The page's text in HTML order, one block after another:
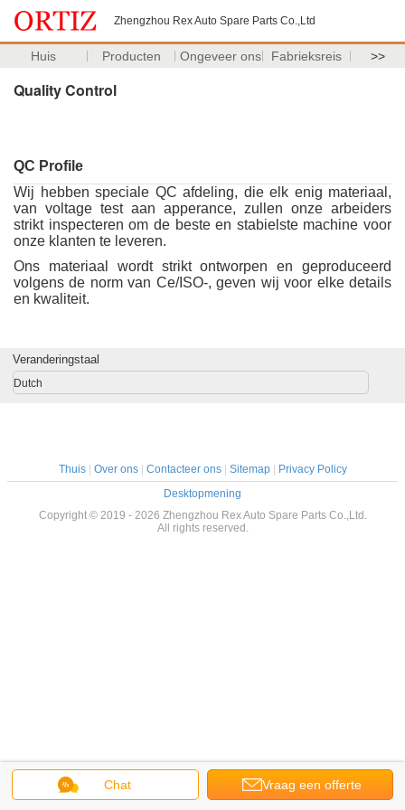
Zhengzhou Rex Auto Spare Parts Co.,Ltd
Huis Producten Ongeveer ons Fabrieksreis >>
Quality Control
QC Profile
Wij hebben speciale QC afdeling, die elk enig materiaal,
van voltage test aan apperance, zullen onze arbeiders
strikt inspecteren om de beste en stabielste machine voor
onze klanten te leveren.
Ons materiaal wordt strikt ontworpen en geproduceerd
volgens de norm van Ce/ISO-, geven wij voor elke details
en kwaliteit.
Chat Vraag een offerte
Veranderingstaal
Dutch
Thuis| Over ons| Contacteer ons| Sitemap|
Privacy Policy
Desktopmening
Copyright © 2019 - 2026 Zhengzhou Rex Auto Spare Parts Co.,Ltd.
All rights reserved.